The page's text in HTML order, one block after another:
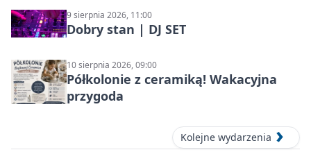
9 sierpnia 2026, 11:00
Dobry stan | DJ SET
10 sierpnia 2026, 09:00
Półkolonie z ceramiką! Wakacyjna
przygoda
Kolejne wydarzenia